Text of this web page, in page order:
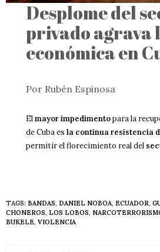
Desplome del
privado agrava
económica en
Por Rubén Espinosa
Elmayor impedimentopara la
de Cuba esla continua resistencia
permitir el florecimiento real del
TAGS: BANDAS, DANIEL NOBOA, ECUADOR,
CHONEROS, LOS LOBOS,
BUKELE, VIOLENCIA